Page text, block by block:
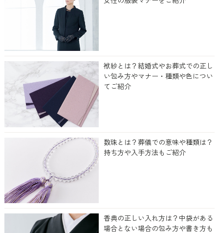
袱紗とは？結婚式やお葬式での正し
い包み方やマナー・種類や色につい
てご紹介
数珠とは？葬儀での意味や種類は？
持ち方や入手方法もご紹介
香典の正しい入れ方は？中袋がある
場合とない場合の包み方や書き方も